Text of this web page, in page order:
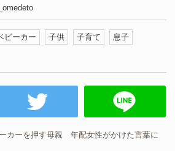
ビーカー 子供 子育て
息子
カーを押す母親 年配女性がかけた言葉に